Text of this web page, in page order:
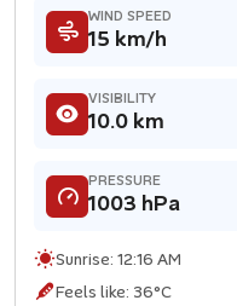
WIND SPEED
15 km/h
VISIBILITY
10.0 km
PRESSURE
1003 hPa
Sunrise: 12:16 AM
Feels like: 36°C